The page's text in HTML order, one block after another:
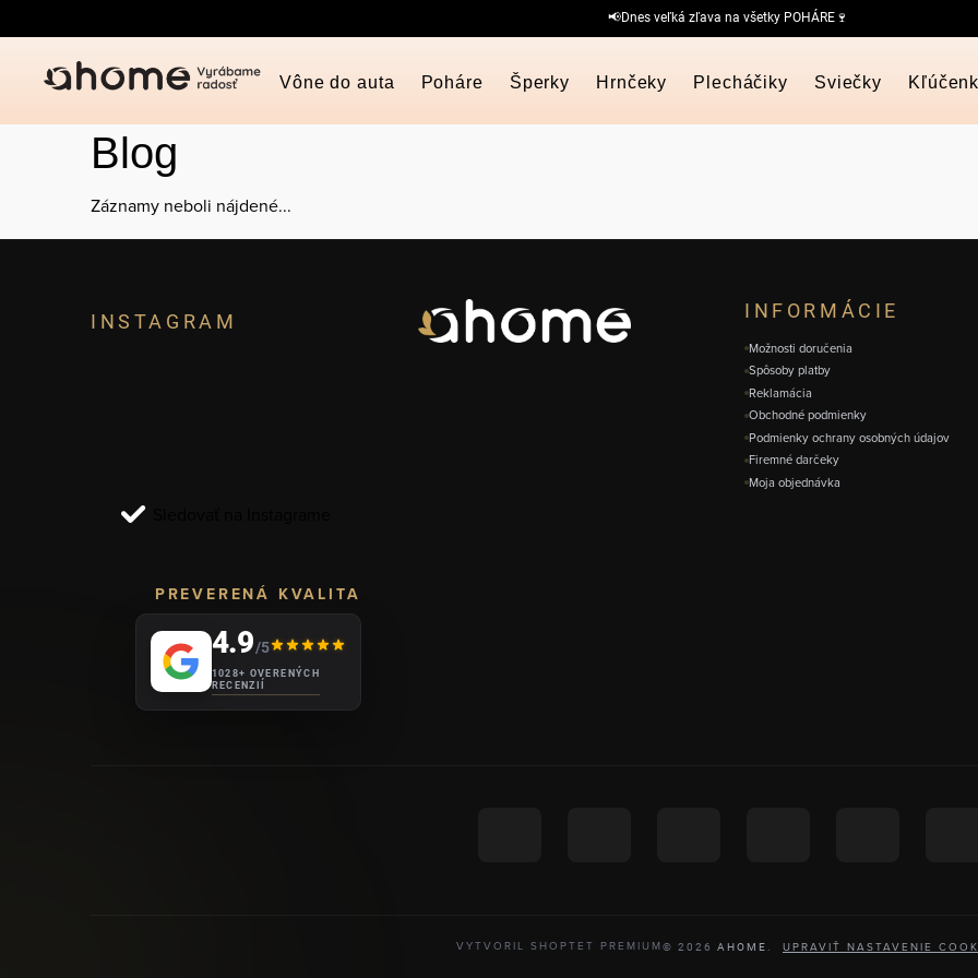
na
📢Dnes veľká zľava na všetky POHÁRE🍷
Vône do auta Poháre Šperky Hrnčeky Plecháčiky Sviečky
Blog
Záznamy neboli nájdené...
INSTAGRAM INFORMÁCIE
Možnosti doručenia
Spôsoby platby
Reklamácia
Obchodné podmienky
Podmienky ochrany osobných údajov
Firemné darčeky
Moja objednávka
PREVERENÁ KVALITA
4.9/5
1028+ OVERENÝCH
RECENZIÍ
VYTVORIL SHOPTET PREMIUM© 2026 AHOME UPRAVIŤ NASTAVENIE